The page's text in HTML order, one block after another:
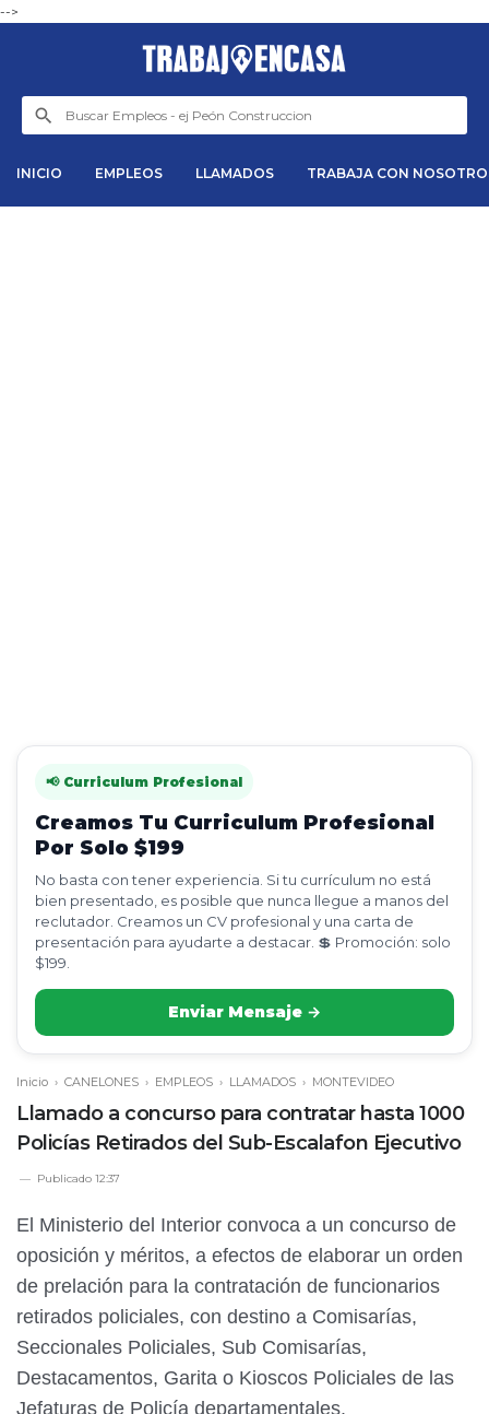
-->
INICIO EMPLEOS LLAMADOS TRABAJA CON
📢 Curriculum Profesional
Creamos Tu Curriculum Profesional
Por Solo $199
No basta con tener experiencia. Si tu currículum no está
bien presentado, es posible que nunca llegue a manos del
reclutador. Creamos un CV profesional y una carta de
presentación para ayudarte a destacar. 💲 Promoción: solo
$199.
Enviar Mensaje →
Inicio › CANELONES › EMPLEOS › LLAMADOS › MONTEVIDEO
Llamado a concurso para contratar hasta 1000
Policías Retirados del Sub-Escalafon Ejecutivo
Publicado 12:37
El Ministerio del Interior convoca a un concurso de
oposición y méritos, a efectos de elaborar un orden
de prelación para la contratación de funcionarios
retirados policiales, con destino a Comisarías,
Seccionales Policiales, Sub Comisarías,
Destacamentos, Garita o Kioscos Policiales de las
Jefaturas de Policía departamentales.